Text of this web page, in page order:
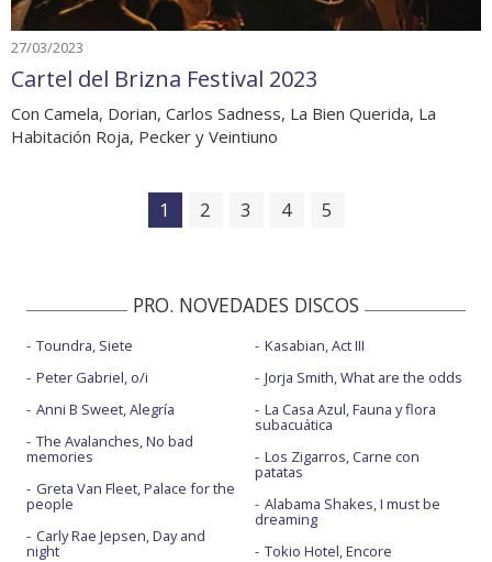
27/03/2023
Cartel del Brizna Festival 2023
Con Camela, Dorian, Carlos Sadness, La Bien Querida, La
Habitación Roja, Pecker y Veintiuno
1 2 3 4 5
PRO. NOVEDADES DISCOS
Toundra, Siete
Peter Gabriel, o/i
Anni B Sweet, Alegría
The Avalanches, No bad
memories
Greta Van Fleet, Palace for the
people
Carly Rae Jepsen, Day and
night
Kasabian, Act III
Jorja Smith, What are the odds
La Casa Azul, Fauna y flora
subacuática
Los Zigarros, Carne con
patatas
Alabama Shakes, I must be
dreaming
Tokio Hotel, Encore